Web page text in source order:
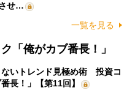
せ…
一覧を見る
「俺がカブ番長！」
ないトレンド見極め術 投資コ
長！」【第11回】